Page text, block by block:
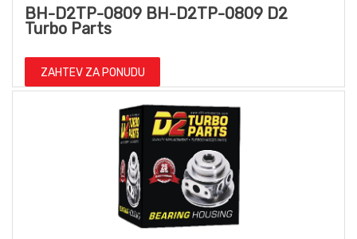
BH-D2TP-0809 BH-D2TP-0809 D2
Turbo Parts
ZAHTEV ZA PONUDU